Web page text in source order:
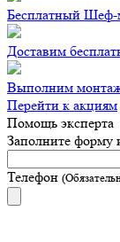
Бесплатный Шеф-
Доставим
Выполним
Перейти к акциям
Помощь эксперта
Заполните форму
Телефон